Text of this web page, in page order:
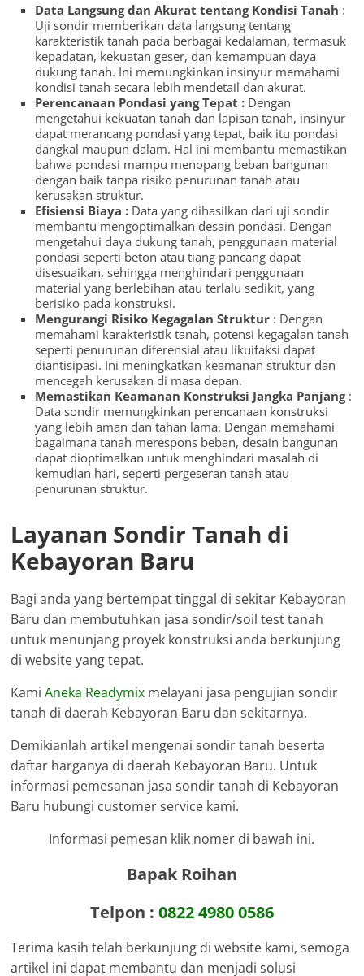
Data Langsung dan Akurat tentang Kondisi Tanah :
Uji sondir memberikan data langsung tentang
karakteristik tanah pada berbagai kedalaman, termasuk
kepadatan, kekuatan geser, dan kemampuan daya
dukung tanah. Ini memungkinkan insinyur memahami
kondisi tanah secara lebih mendetail dan akurat.
Perencanaan Pondasi yang Tepat : Dengan
mengetahui kekuatan tanah dan lapisan tanah, insinyur
dapat merancang pondasi yang tepat, baik itu pondasi
dangkal maupun dalam. Hal ini membantu memastikan
bahwa pondasi mampu menopang beban bangunan
dengan baik tanpa risiko penurunan tanah atau
kerusakan struktur.
Efisiensi Biaya : Data yang dihasilkan dari uji sondir
membantu mengoptimalkan desain pondasi. Dengan
mengetahui daya dukung tanah, penggunaan material
pondasi seperti beton atau tiang pancang dapat
disesuaikan, sehingga menghindari penggunaan
material yang berlebihan atau terlalu sedikit, yang
berisiko pada konstruksi.
Mengurangi Risiko Kegagalan Struktur : Dengan
memahami karakteristik tanah, potensi kegagalan tanah
seperti penurunan diferensial atau likuifaksi dapat
diantisipasi. Ini meningkatkan keamanan struktur dan
mencegah kerusakan di masa depan.
Memastikan Keamanan Konstruksi Jangka Panjang:
Data sondir memungkinkan perencanaan konstruksi
yang lebih aman dan tahan lama. Dengan memahami
bagaimana tanah merespons beban, desain bangunan
dapat dioptimalkan untuk menghindari masalah di
kemudian hari, seperti pergeseran tanah atau
penurunan struktur.
Layanan Sondir Tanah di
Kebayoran Baru
Bagi anda yang bertempat tinggal di sekitar Kebayoran
Baru dan membutuhkan jasa sondir/soil test tanah
untuk menunjang proyek konstruksi anda berkunjung
di website yang tepat.
KamiAneka Readymix melayani jasa pengujian sondir
tanah di daerah Kebayoran Baru dan sekitarnya.
Demikianlah artikel mengenai sondir tanah beserta
daftar harganya di daerah Kebayoran Baru. Untuk
informasi pemesanan jasa sondir tanah di Kebayoran
Baru hubungi customer service kami.
Informasi pemesan klik nomer di bawah ini.
Bapak Roihan
Telpon : 0822 4980 0586
Terima kasih telah berkunjung di website kami, semoga
artikel ini dapat membantu dan menjadi solusi